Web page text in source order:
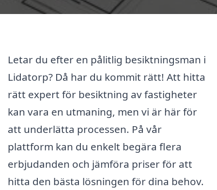
Letar du efter en pålitlig besiktningsman i
Lidatorp? Då har du kommit rätt! Att hitta
rätt expert för besiktning av fastigheter
kan vara en utmaning, men vi är här för
att underlätta processen. På vår
plattform kan du enkelt begära flera
erbjudanden och jämföra priser för att
hitta den bästa lösningen för dina behov.